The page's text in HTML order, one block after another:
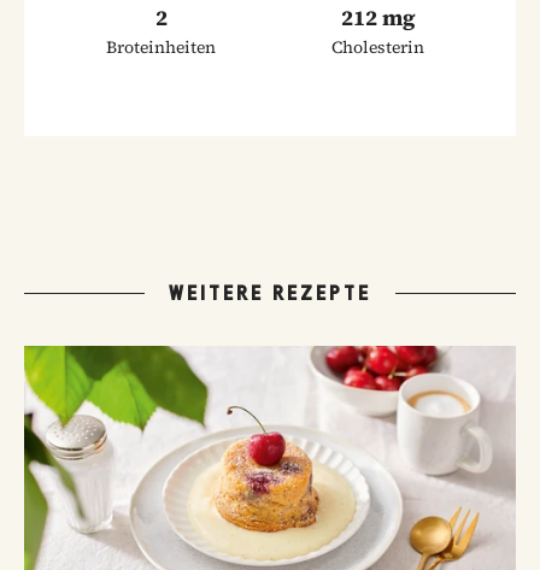
2
Broteinheiten
212 mg
Cholesterin
WEITERE REZEPTE